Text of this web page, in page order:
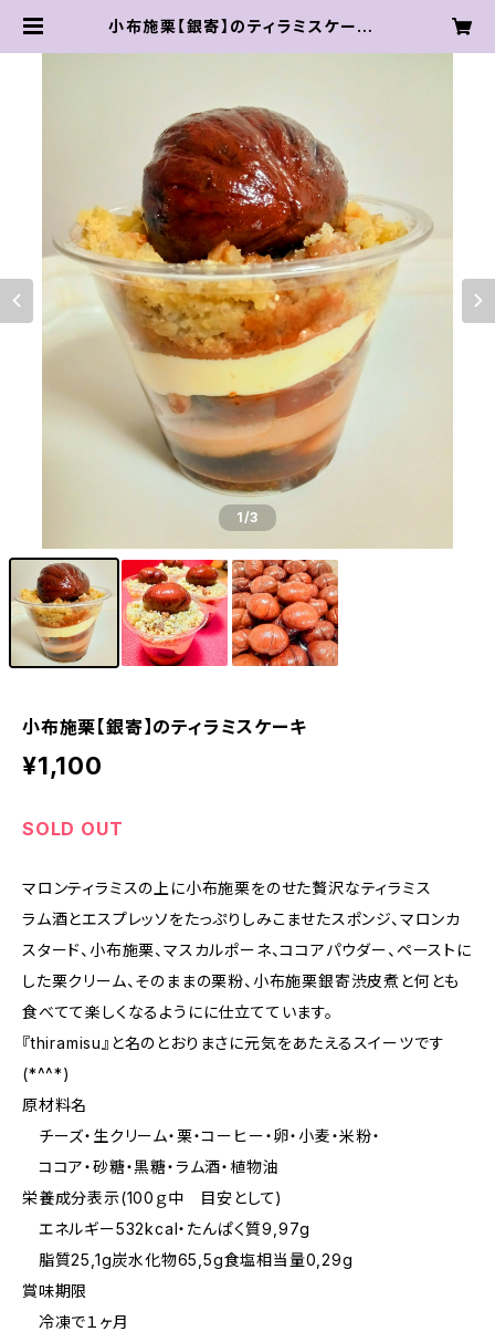
小布施栗【銀寄】のティラミスケーキ |
1/3
小布施栗【銀寄】のティラミスケーキ
¥1,100
SOLD OUT
マロンティラミスの上に小布施栗をのせた贅沢なティラミス
ラム酒とエスプレッソをたっぷりしみこませたスポンジ、マロンカ
スタード、小布施栗、マスカルポーネ、ココアパウダー、ペーストに
した栗クリーム、そのままの栗粉、小布施栗銀寄渋皮煮と何とも
食べてて楽しくなるようにに仕立てています。
『thiramisu』と名のとおりまさに元気をあたえるスイーツです
(*^^*)
原材料名
チーズ・生クリーム・栗・コーヒー・卵・小麦・米粉・
ココア・砂糖・黒糖・ラム酒・植物油
栄養成分表示(100ｇ中 目安として)
エネルギー532kcal・たんぱく質9,97g
脂質25,1g炭水化物65,5g食塩相当量0,29g
賞味期限
冷凍で１ヶ月